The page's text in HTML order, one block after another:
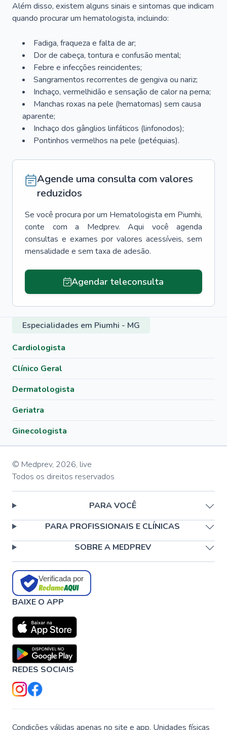
Além disso, existem alguns sinais e sintomas que indicam
quando procurar um hematologista, incluindo:
Fadiga, fraqueza e falta de ar;
Dor de cabeça, tontura e confusão mental;
Febre e infecções reincidentes;
Sangramentos recorrentes de gengiva ou nariz;
Inchaço, vermelhidão e sensação de calor na perna;
Manchas roxas na pele (hematomas) sem causa
aparente;
Inchaço dos gânglios linfáticos (linfonodos);
Pontinhos vermelhos na pele (petéquias).
Agende uma consulta com valores
reduzidos
Se você procura por um Hematologista em Piumhi,
conte com a Medprev. Aqui você agenda
consultas e exames por valores acessíveis, sem
mensalidade e sem taxa de adesão.
Agendar teleconsulta
Especialidades em Piumhi - MG
Cardiologista
Clínico Geral
Dermatologista
Geriatra
Ginecologista
© Medprev, 2026, live
Todos os direitos reservados
PARA VOCÊ
PARA PROFISSIONAIS E CLÍNICAS
SOBRE A MEDPREV
Verificada por
BAIXE O APP
REDES SOCIAIS
Condições válidas apenas no site e app. Unidades físicas